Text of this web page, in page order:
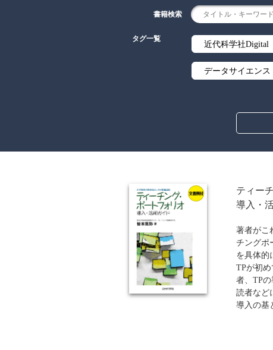
書籍検索
タグ一覧
近代科学社Digital
データサイエンス
アルゴリズム
暗号・セキュリテ
流通・物流
歴史・科学史
ウェブデザイン
教育機関向け
ティー
導入・
著者がこ
チングポ
を具体的
TPが初
者、TP
読者など
導入の基
の作成